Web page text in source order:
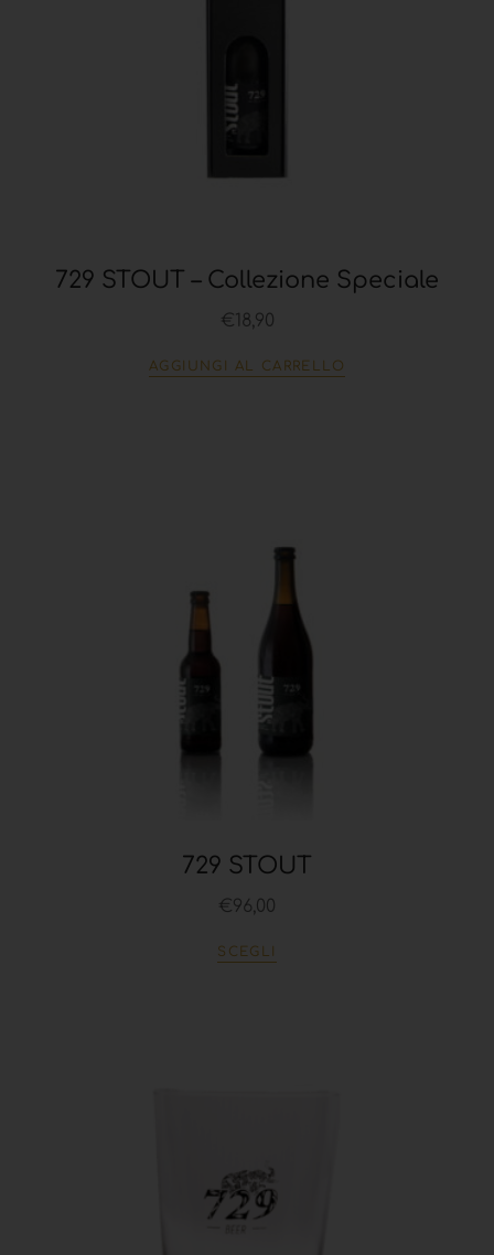
729 STOUT – Collezione Speciale
€18,90
AGGIUNGI AL CARRELLO
729 STOUT
€96,00
SCEGLI